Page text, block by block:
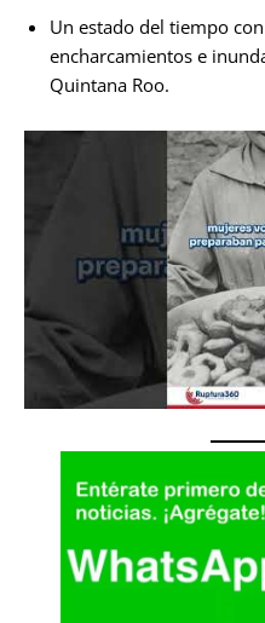
Un estado del tiempo
encharcamientos e
Quintana Roo.